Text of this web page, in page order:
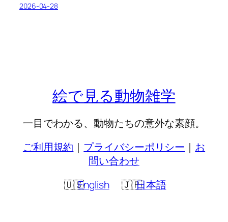
2026-04-28
絵で見る動物雑学
一目でわかる、動物たちの意外な素顔。
ご利用規約 ｜ プライバシーポリシー ｜ お
問い合わせ
English
日本語